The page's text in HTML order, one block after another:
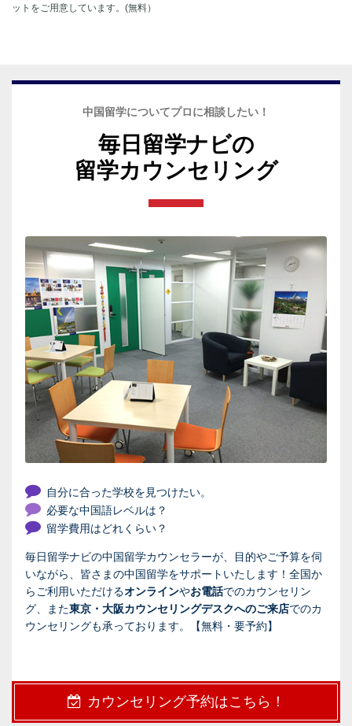
ットをご用意しています。(無料）
中国留学についてプロに相談したい！
毎日留学ナビの
留学カウンセリング
自分に合った学校を見つけたい。
必要な中国語レベルは？
留学費用はどれくらい？
毎日留学ナビの中国留学カウンセラーが、目的やご予算を伺
いながら、皆さまの中国留学をサポートいたします！全国か
らご利用いただけるオンラインやお電話でのカウンセリン
グ、また東京・大阪カウンセリングデスクへのご来店でのカ
ウンセリングも承っております。【無料・要予約】
カウンセリング予約はこちら！